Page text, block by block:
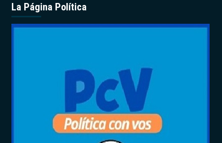
La Página Política